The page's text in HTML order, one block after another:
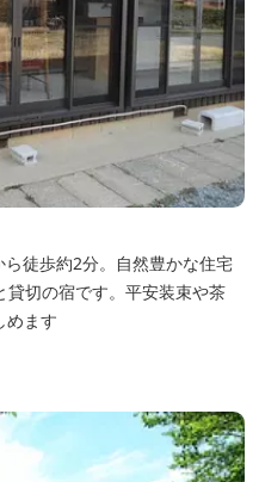
ら徒歩約2分。自然豊かな住宅
切の宿です。平安装束や茶
めます